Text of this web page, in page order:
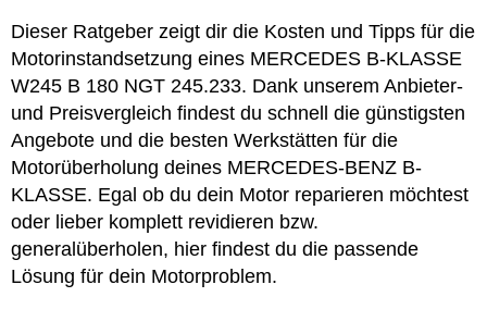
Dieser Ratgeber zeigt dir die Kosten und Tipps für die
Motorinstandsetzung eines MERCEDES B-KLASSE
W245 B 180 NGT 245.233. Dank unserem Anbieter-
und Preisvergleich findest du schnell die günstigsten
Angebote und die besten Werkstätten für die
Motorüberholung deines MERCEDES-BENZ B-
KLASSE. Egal ob du dein Motor reparieren möchtest
oder lieber komplett revidieren bzw.
generalüberholen, hier findest du die passende
Lösung für dein Motorproblem.